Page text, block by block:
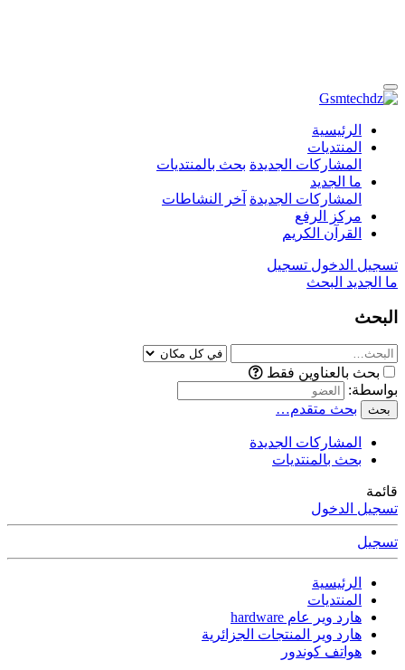
الرئيسية
المنتديات
المشاركات الجديدة بحث بالمنتديات
ما الجديد
المشاركات الجديدة آخر النشاطات
مركز الرفع
القرآن الكريم
تسجيل الدخول تسجيل
ما الجديد البحث
البحث
بحث بالعناوين فقط
بواسطة:
بحث بحث متقدم…
المشاركات الجديدة
بحث بالمنتديات
قائمة
تسجيل الدخول
تسجيل
الرئيسية
المنتديات
هارد وير عام hardware
هارد وير المنتجات الجزائرية
هواتف كوندور